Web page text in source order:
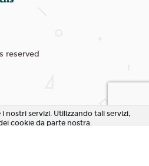
reserved
nostri servizi. Utilizzando tali servizi,
cookie da parte nostra.